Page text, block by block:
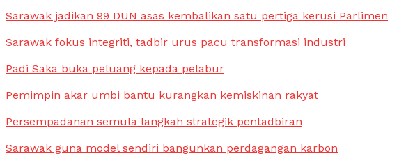
Sarawak jadikan 99 DUN asas kembalikan satu pertiga kerusi Parlimen
Sarawak fokus integriti, tadbir urus pacu transformasi industri
Padi Saka buka peluang kepada pelabur
Pemimpin akar umbi bantu kurangkan kemiskinan rakyat
Persempadanan semula langkah strategik pentadbiran
Sarawak guna model sendiri bangunkan perdagangan karbon